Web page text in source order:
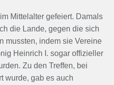
Mittelalter gefeiert. Damals
die Lande, gegen die sich
mussten, indem sie Vereine
Heinrich I. sogar offizieller
Zu den Treffen, bei
wurde, gab es auch